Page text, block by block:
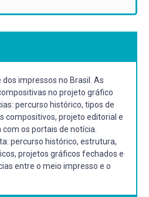
impressos no Brasil. As
no projeto gráfico
percurso histórico, tipos de
compositivos, projeto editorial e
os portais de notícia.
percurso histórico, estrutura,
projetos gráficos fechados e
entre o meio impresso e o